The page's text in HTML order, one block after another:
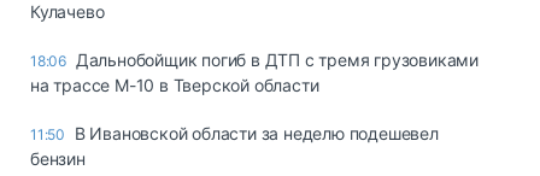
Кулачево
18:06 Дальнобойщик погиб в ДТП с тремя грузовиками
на трассе М-10 в Тверской области
11:50
В Ивановской области за неделю подешевел
бензин